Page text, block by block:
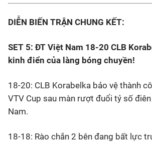
DIỄN BIẾN TRẬN CHUNG KẾT:
SET 5: ĐT Việt Nam 18-20 CLB
kinh điển của làng bóng chuyền!
18-20: CLB Korabelka bảo vệ thành
VTV Cup sau màn rượt đuổi tỷ số
Nam.
18-18: Rào chắn 2 bên đang bất lực